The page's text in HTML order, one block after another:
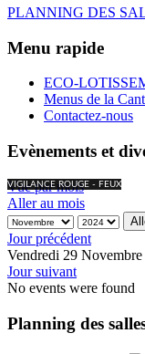
PLANNING DES
Menu rapide
ECO-
Menus de la
Contactez-nous
Evènements et
VIGILANCE ROUGE - FEUX
Vue par mois
Aller au mois
Jour précédent
Vendredi 29
Jour suivant
No events were found
Planning des